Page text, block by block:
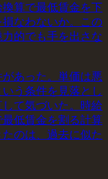
算で最低賃金を下
なわないか。この
的でも手を出さな
あった。単価は悪
う条件を見落とし
て気づいた。時給
低賃金を割る計算
のは、過去に似た